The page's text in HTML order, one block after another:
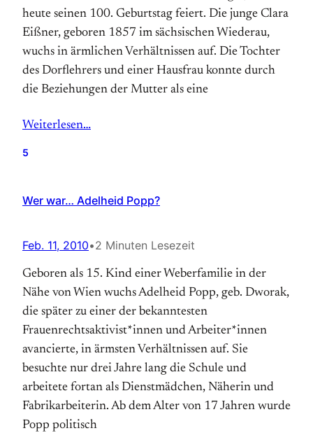
heute seinen 100. Geburtstag feiert. Die junge Clara
Eißner, geboren 1857 im sächsischen Wiederau,
wuchs in ärmlichen Verhältnissen auf. Die Tochter
des Dorflehrers und einer Hausfrau konnte durch
die Beziehungen der Mutter als eine
Weiterlesen…
5
Wer war… Adelheid Popp?
Feb. 11, 2010•2 Minuten Lesezeit
Geboren als 15. Kind einer Weberfamilie in der
Nähe von Wien wuchs Adelheid Popp, geb. Dworak,
die später zu einer der bekanntesten
Frauenrechtsaktivist*innen und Arbeiter*innen
avancierte, in ärmsten Verhältnissen auf. Sie
besuchte nur drei Jahre lang die Schule und
arbeitete fortan als Dienstmädchen, Näherin und
Fabrikarbeiterin. Ab dem Alter von 17 Jahren wurde
Popp politisch